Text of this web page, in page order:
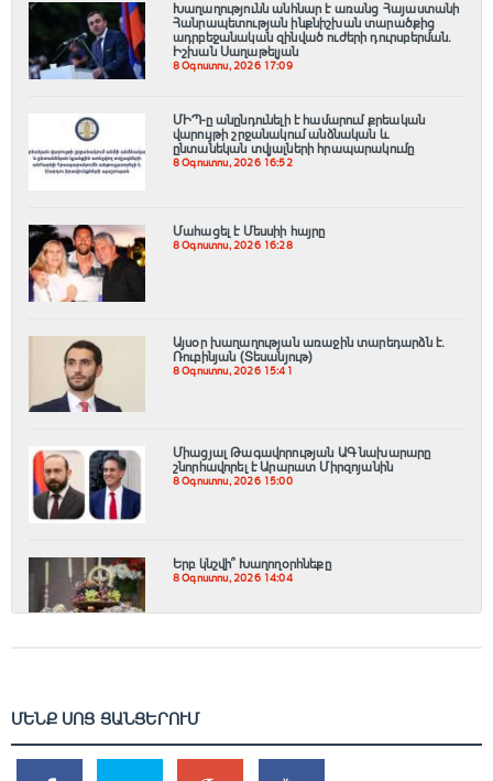
Խաղաղությունն անհնար է առանց Հայաստանի
Հանրապետության ինքնիշխան տարածքից
ադրբեջանական զինված ուժերի դուրսբերման․
Իշխան Սաղաթելյան
8 Օգոստոս, 2026 17:09
ՄԻՊ-ը անընդունելի է համարում քրեական
վարույթի շրջանակում անձնական և
ընտանեկան տվյալների հրապարակումը
8 Օգոստոս, 2026 16:52
Մահացել է Մեսսիի հայրը
8 Օգոստոս, 2026 16:28
Այսօր խաղաղության առաջին տարեդարձն է.
Ռուբինյան (Տեսանյութ)
8 Օգոստոս, 2026 15:41
Միացյալ Թագավորության ԱԳ նախարարը
շնորհավորել է Արարատ Միրզոյանին
8 Օգոստոս, 2026 15:00
Երբ կնշվի՞ Խաղողօրհնեքը
8 Օգոստոս, 2026 14:04
ՄԵՆՔ ՍՈՑ ՑԱՆՑԵՐՈՒՄ